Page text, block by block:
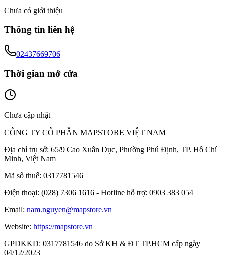
Chưa có giới thiệu
Thông tin liên hệ
02437669706
Thời gian mở cửa
Chưa cập nhật
CÔNG TY CỔ PHẦN MAPSTORE VIỆT NAM
Địa chỉ trụ sở: 65/9 Cao Xuân Dục, Phường Phú Định, TP. Hồ Chí
Minh, Việt Nam
Mã số thuế: 0317781546
Điện thoại: (028) 7306 1616 - Hotline hỗ trợ: 0903 383 054
Email: nam.nguyen@mapstore.vn
Website: https://mapstore.vn
GPDKKD: 0317781546 do Sở KH & ĐT TP.HCM cấp ngày
04/12/2023